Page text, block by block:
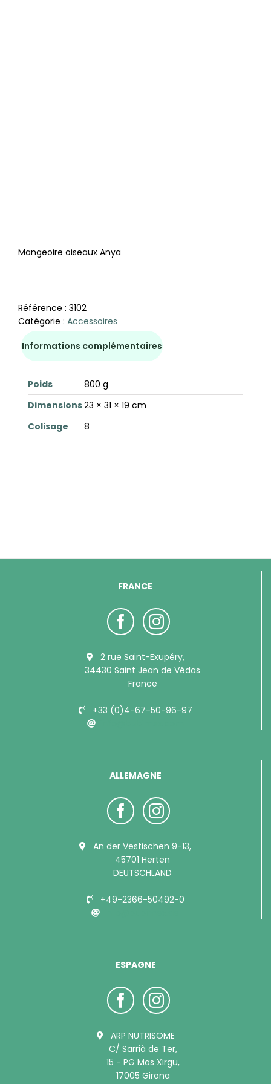
Mangeoire oiseaux Anya
Référence : 3102
Catégorie : Accessoires
Informations complémentaires
Poids
800 g
Dimensions23 × 31 × 19 cm
Colisage
8
FRANCE
2 rue Saint-Exupéry,
34430 Saint Jean de Védas
France
+33 (0)4-67-50-96-97
ALLEMAGNE
An der Vestischen 9-13,
45701 Herten
DEUTSCHLAND
+49-2366-50492-0
ESPAGNE
ARP NUTRISOME
C/ Sarrià de Ter,
15 - PG Mas Xirgu,
17005 Girona